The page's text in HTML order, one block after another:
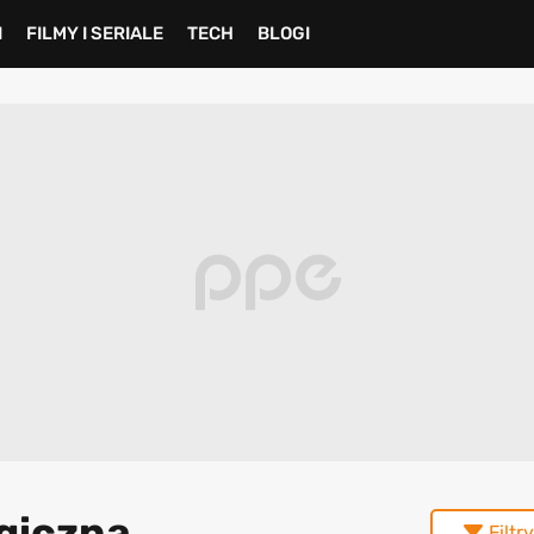
FILMY I SERIALE TECH BLOGI